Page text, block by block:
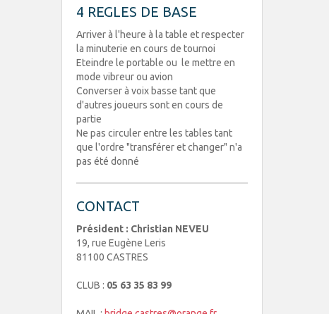
4 REGLES DE BASE
Arriver à l'heure à la table et respecter
la minuterie en cours de tournoi
Eteindre le portable ou le mettre en
mode vibreur ou avion
Converser à voix basse tant que
d'autres joueurs sont en cours de
partie
Ne pas circuler entre les tables tant
que l'ordre "transférer et changer" n'a
pas été donné
CONTACT
Président : Christian NEVEU
19, rue Eugène Leris
81100 CASTRES
CLUB : 05 63 35 83 99